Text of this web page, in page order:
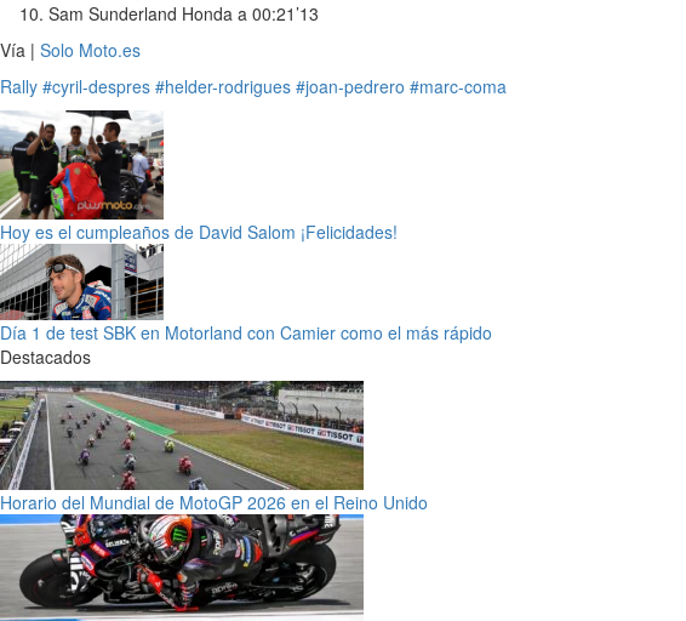
Sam Sunderland Honda a 00:21’13
Vía | Solo Moto.es
Rally #cyril-despres #helder-rodrigues #joan-pedrero #marc-coma
Hoy es el cumpleaños de David Salom ¡Felicidades!
Día 1 de test SBK en Motorland con Camier como el más rápido
Destacados
Horario del Mundial de MotoGP 2026 en el Reino Unido